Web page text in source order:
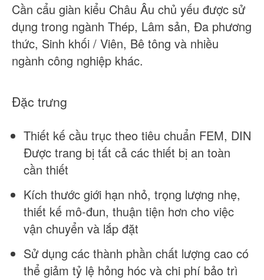
Cần cẩu giàn kiểu Châu Âu chủ yếu được sử
dụng trong ngành Thép, Lâm sản, Đa phương
thức, Sinh khối / Viên, Bê tông và nhiều
ngành công nghiệp khác.
Đặc trưng
Thiết kế cầu trục theo tiêu chuẩn FEM, DIN
Được trang bị tất cả các thiết bị an toàn
cần thiết
Kích thước giới hạn nhỏ, trọng lượng nhẹ,
thiết kế mô-đun, thuận tiện hơn cho việc
vận chuyển và lắp đặt
Sử dụng các thành phần chất lượng cao có
thể giảm tỷ lệ hỏng hóc và chi phí bảo trì